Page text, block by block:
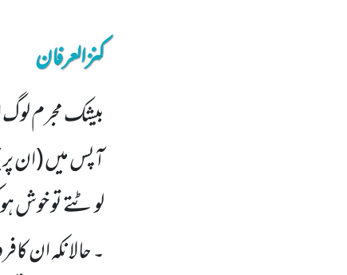
کنزالعرفان
بیشک مجرم
آپس میں (ان
لوٹتے تو خوش
۔ حالانکہ ان